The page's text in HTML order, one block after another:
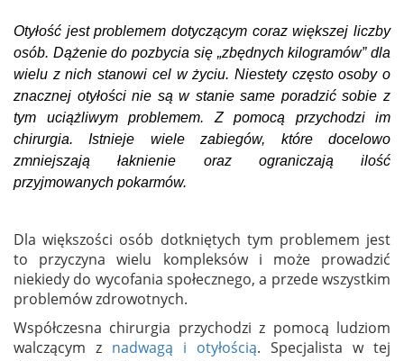
kuchnia
praca
galerie
Otyłość jest problemem dotyczącym coraz większej liczby
osób. Dążenie do pozbycia się „zbędnych kilogramów” dla
wielu z nich stanowi cel w życiu. Niestety często osoby o
znacznej otyłości nie są w stanie same poradzić sobie z
tym uciążliwym problemem. Z pomocą przychodzi im
chirurgia. Istnieje wiele zabiegów, które docelowo
zmniejszają łaknienie oraz ograniczają ilość
przyjmowanych pokarmów.
Dla większości osób dotkniętych tym problemem jest
to przyczyna wielu kompleksów i może prowadzić
niekiedy do wycofania społecznego, a przede wszystkim
problemów zdrowotnych.
Współczesna chirurgia przychodzi z pomocą ludziom
walczącym z nadwagą i otyłością. Specjalista w tej